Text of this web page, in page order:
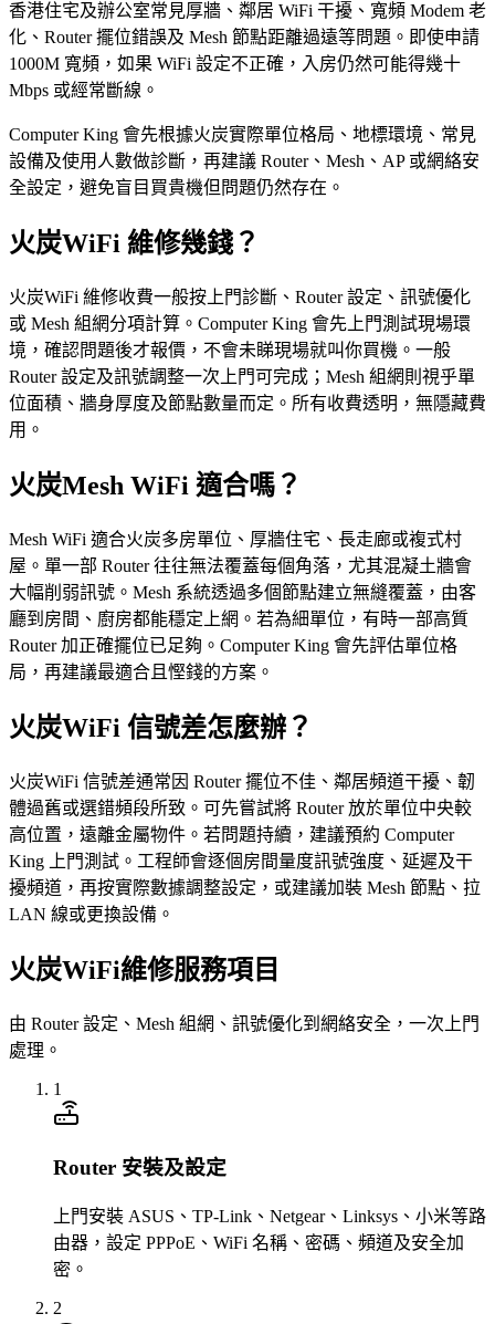
香港住宅及辦公室常見厚牆、鄰居 WiFi 干擾、寬頻 Modem 老
化、Router 擺位錯誤及 Mesh 節點距離過遠等問題。即使申請
1000M 寬頻，如果 WiFi 設定不正確，入房仍然可能得幾十
Mbps 或經常斷線。
Computer King 會先根據火炭實際單位格局、地標環境、常見
設備及使用人數做診斷，再建議 Router、Mesh、AP 或網絡安
全設定，避免盲目買貴機但問題仍然存在。
火炭WiFi 維修幾錢？
火炭WiFi 維修收費一般按上門診斷、Router 設定、訊號優化
或 Mesh 組網分項計算。Computer King 會先上門測試現場環
境，確認問題後才報價，不會未睇現場就叫你買機。一般
Router 設定及訊號調整一次上門可完成；Mesh 組網則視乎單
位面積、牆身厚度及節點數量而定。所有收費透明，無隱藏費
用。
火炭Mesh WiFi 適合嗎？
Mesh WiFi 適合火炭多房單位、厚牆住宅、長走廊或複式村
屋。單一部 Router 往往無法覆蓋每個角落，尤其混凝土牆會
大幅削弱訊號。Mesh 系統透過多個節點建立無縫覆蓋，由客
廳到房間、廚房都能穩定上網。若為細單位，有時一部高質
Router 加正確擺位已足夠。Computer King 會先評估單位格
局，再建議最適合且慳錢的方案。
火炭WiFi 信號差怎麼辦？
火炭WiFi 信號差通常因 Router 擺位不佳、鄰居頻道干擾、韌
體過舊或選錯頻段所致。可先嘗試將 Router 放於單位中央較
高位置，遠離金屬物件。若問題持續，建議預約 Computer
King 上門測試。工程師會逐個房間量度訊號強度、延遲及干
擾頻道，再按實際數據調整設定，或建議加裝 Mesh 節點、拉
LAN 線或更換設備。
火炭WiFi維修服務項目
由 Router 設定、Mesh 組網、訊號優化到網絡安全，一次上門
處理。
1
Router 安裝及設定
上門安裝 ASUS、TP-Link、Netgear、Linksys、小米等路
由器，設定 PPPoE、WiFi 名稱、密碼、頻道及安全加
密。
2